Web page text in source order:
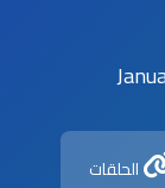
الحلقات